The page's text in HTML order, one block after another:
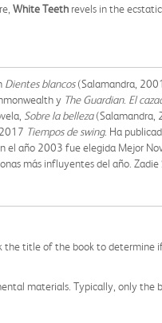
White Teeth revels in the
Dientes blancos(Salamandra,
y The Guardian. El
Sobre la belleza(Salamandra,
Tiempos de swing. Ha
el año 2003 fue elegida Mejor
más influyentes del año.
title of the book to determine
materials. Typically, only